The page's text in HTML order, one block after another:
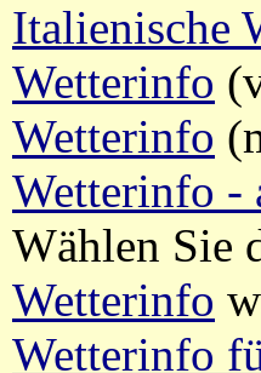
Italienische
Wetterinfo
Wetterinfo
Wetterinfo -
Wählen Sie
Wetterinfo
Wetterinfo